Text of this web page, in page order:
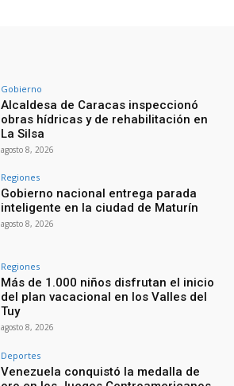
Gobierno
Alcaldesa de Caracas inspeccionó
obras hídricas y de rehabilitación en
La Silsa
agosto 8, 2026
Regiones
Gobierno nacional entrega parada
inteligente en la ciudad de Maturín
agosto 8, 2026
Regiones
Más de 1.000 niños disfrutan el inicio
del plan vacacional en los Valles del
Tuy
agosto 8, 2026
Deportes
Venezuela conquistó la medalla de